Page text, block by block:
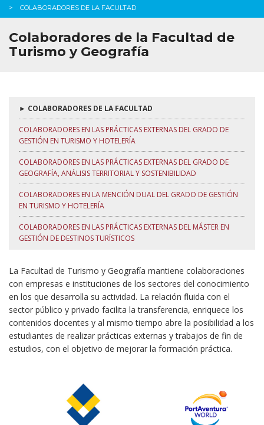
COLABORADORES EN LAS PRÁCTICAS EXTERNAS DE LOS MASTERS
SECUNDARIA
SERVICIOS
COLABORADORES DE LA FACULTAD
Colaboradores de la Facultad de
Turismo y Geografía
► COLABORADORES DE LA FACULTAD
COLABORADORES EN LAS PRÁCTICAS EXTERNAS DEL GRADO DE
GESTIÓN EN TURISMO Y HOTELERÍA
COLABORADORES EN LAS PRÁCTICAS EXTERNAS DEL GRADO DE
GEOGRAFÍA, ANÁLISIS TERRITORIAL Y SOSTENIBILIDAD
COLABORADORES EN LA MENCIÓN DUAL DEL GRADO DE GESTIÓN
EN TURISMO Y HOTELERÍA
COLABORADORES EN LAS PRÁCTICAS EXTERNAS DEL MÁSTER EN
GESTIÓN DE DESTINOS TURÍSTICOS
La Facultad de Turismo y Geografía mantiene colaboraciones
con empresas e instituciones de los sectores del conocimiento
en los que desarrolla su actividad. La relación fluida con el
sector público y privado facilita la transferencia, enriquece los
contenidos docentes y al mismo tiempo abre la posibilidad a los
estudiantes de realizar prácticas externas y trabajos de fin de
estudios, con el objetivo de mejorar la formación práctica.